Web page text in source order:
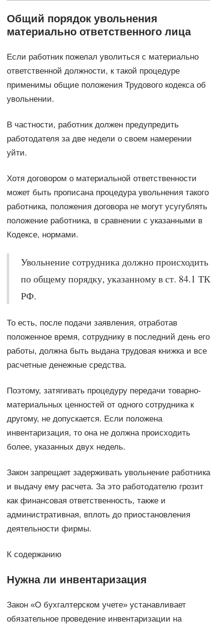
Общий порядок увольнения
материально ответственного лица
Если работник пожелал уволиться с материально
ответственной должности, к такой процедуре
применимы общие положения Трудового кодекса об
увольнении.
В частности, работник должен предупредить
работодателя за две недели о своем намерении
уйти.
Хотя договором о материальной ответственности
может быть прописана процедура увольнения такого
работника, положения договора не могут усугублять
положение работника, в сравнении с указанными в
Кодексе, нормами.
Увольнение сотрудника должно происходить
по общему порядку, указанному в ст. 84.1 ТК
РФ.
То есть, после подачи заявления, отработав
положенное время, сотруднику в последний день его
работы, должна быть выдана трудовая книжка и все
расчетные денежные средства.
Поэтому, затягивать процедуру передачи товарно-
материальных ценностей от одного сотрудника к
другому, не допускается. Если положена
инвентаризация, то она не должна происходить
более, указанных двух недель.
Закон запрещает задерживать увольнение работника
и выдачу ему расчета. За это работодателю грозит
как финансовая ответственность, также и
административная, вплоть до приостановления
деятельности фирмы.
К содержанию
Нужна ли инвентаризация
Закон «О бухгалтерском учете» устанавливает
обязательное проведение инвентаризации на